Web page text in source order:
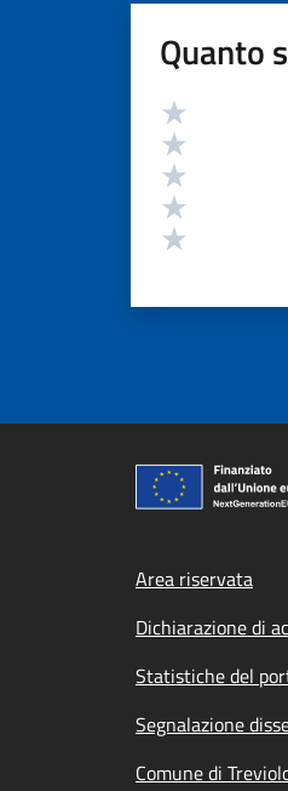
Quanto
Valutazione
Footer
Area riservata
Dichiarazione di
Statistiche del
Segnalazione
Comune di